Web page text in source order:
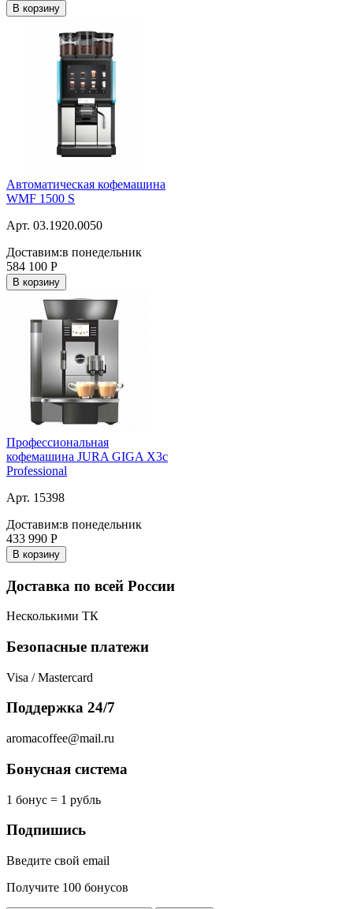
В корзину
Автоматическая кофемашина
WMF 1500 S
Арт. 03.1920.0050
Доставим:в понедельник
584 100 Р
В корзину
Профессиональная
кофемашина JURA GIGA X3c
Professional
Арт. 15398
Доставим:в понедельник
433 990 Р
В корзину
Доставка по всей России
Несколькими ТК
Безопасные платежи
Visa / Mastercard
Поддержка 24/7
aromacoffee@mail.ru
Бонусная система
1 бонус = 1 рубль
Подпишись
Введите свой email
Получите 100 бонусов